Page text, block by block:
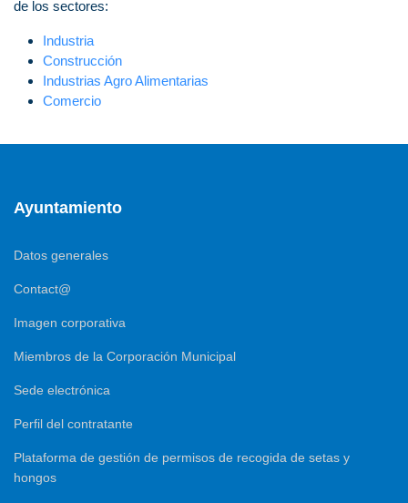
de los sectores:
Industria
Construcción
Industrias Agro Alimentarias
Comercio
Ayuntamiento
Datos generales
Contact@
Imagen corporativa
Miembros de la Corporación Municipal
Sede electrónica
Perfil del contratante
Plataforma de gestión de permisos de recogida de setas y
hongos